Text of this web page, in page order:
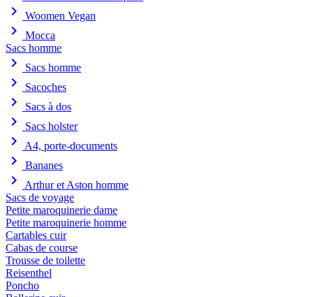
chevron_right Woomen Vegan
chevron_right
Mocca
Sacs homme
chevron_right Sacs homme
chevron_right Sacoches
chevron_right Sacs à dos
chevron_right Sacs holster
chevron_right A4, porte-documents
chevron_right Bananes
chevron_right
Arthur et Aston homme
Sacs de voyage
Petite maroquinerie dame
Petite maroquinerie homme
Cartables cuir
Cabas de course
Trousse de toilette
Reisenthel
Poncho